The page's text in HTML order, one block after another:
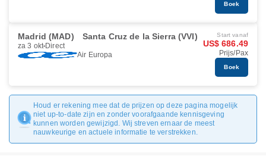
Boek
Madrid (MAD) Santa Cruz de la Sierra (VVI)
za 3 okt Direct
Air Europa
Start vanaf
US$ 686.49
Prijs/Pax
Boek
Houd er rekening mee dat de prijzen op deze pagina mogelijk
niet up-to-date zijn en zonder voorafgaande kennisgeving
kunnen worden gewijzigd. Wij streven ernaar de meest
nauwkeurige en actuele informatie te verstrekken.